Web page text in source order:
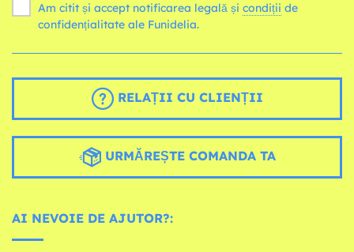
Am citit și accept notificarea legală și condiții
confidențialitate ale Funidelia.
RELAȚII CU CLIENȚII
URMĂREȘTE COMANDA TA
AI NEVOIE DE AJUTOR?: